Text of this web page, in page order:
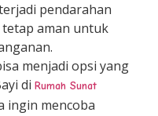
pendarahan
tetap aman untuk
menjadi opsi yang
diRumah Sunat
ingin mencoba